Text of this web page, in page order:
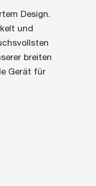
Design.
und
breiten
Gerät für